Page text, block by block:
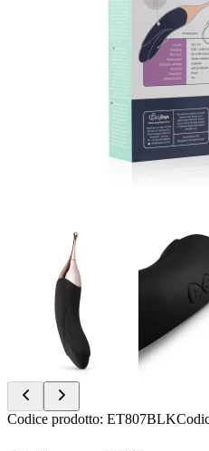
Item
Codice prodotto: ET807BLK